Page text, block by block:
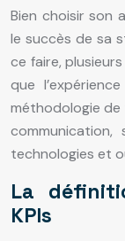
Bien choisir son
le succès de sa
ce faire,
que
méthodologie de
technologies et
La
KPIs